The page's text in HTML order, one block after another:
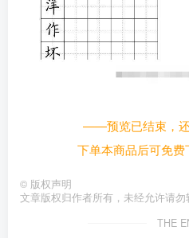
——预览已结束，
下单本商品后可免
© 版权声明
文章版权归作者所有，未经允许请勿
THE